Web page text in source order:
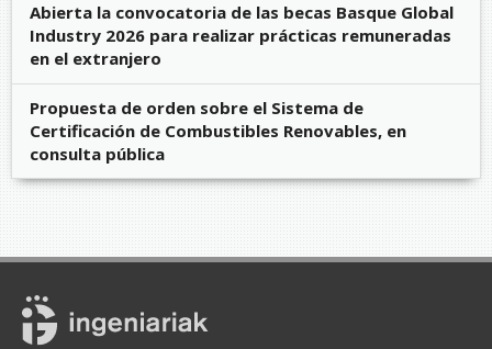
Abierta la convocatoria de las becas Basque Global
Industry 2026 para realizar prácticas remuneradas
en el extranjero
Propuesta de orden sobre el Sistema de
Certificación de Combustibles Renovables, en
consulta pública